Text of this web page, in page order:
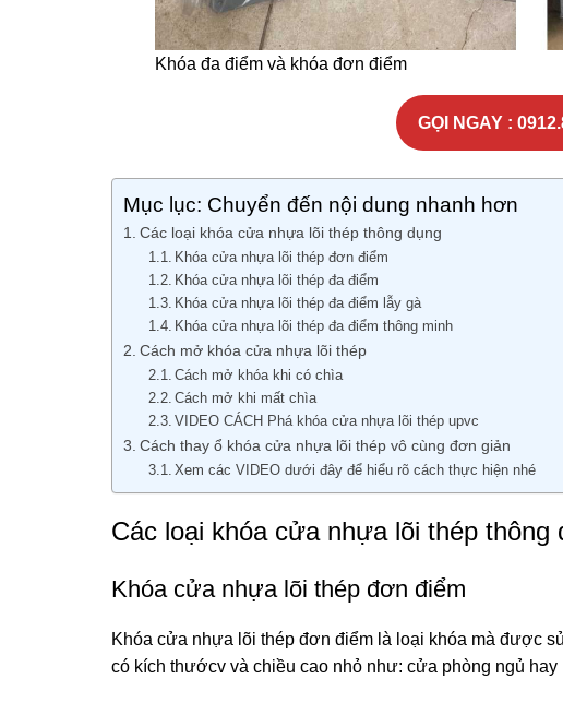
Khóa đa điểm và khóa đơn điểm
GỌI NGAY :
Mục lục: Chuyển đến nội dung nhanh hơn
Các loại khóa cửa nhựa lõi thép thông dụng
Khóa cửa nhựa lõi thép đơn điểm
Khóa cửa nhựa lõi thép đa điểm
Khóa cửa nhựa lõi thép đa điểm lẫy gà
Khóa cửa nhựa lõi thép đa điểm thông minh
Cách mở khóa cửa nhựa lõi thép
Cách mở khóa khi có chìa
Cách mở khi mất chìa
VIDEO CÁCH Phá khóa cửa nhựa lõi thép upvc
Cách thay ổ khóa cửa nhựa lõi thép vô cùng đơn giản
Xem các VIDEO dưới đây để hiểu rõ cách thực hiện nhé
Các loại khóa cửa nhựa lõi thép thông
Khóa cửa nhựa lõi thép đơn điểm
Khóa cửa nhựa lõi thép đơn điểm là loại khóa mà được
có kích thướcv và chiều cao nhỏ như: cửa phòng ngủ